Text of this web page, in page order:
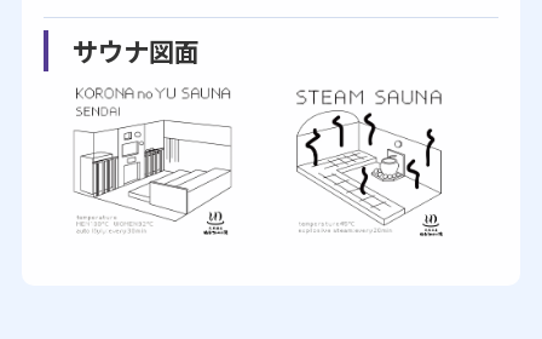
サウナ図面